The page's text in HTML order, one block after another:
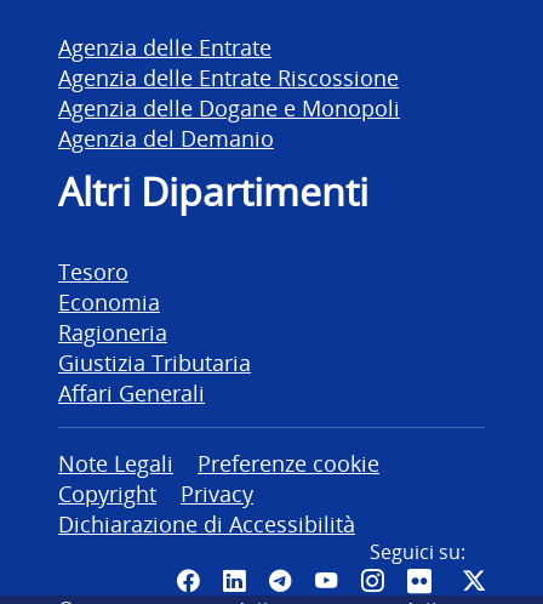
Agenzia delle Entrate
Agenzia delle Entrate Riscossione
Agenzia delle Dogane e Monopoli
Agenzia del Demanio
Altri Dipartimenti
Tesoro
Economia
Ragioneria
Giustizia Tributaria
Affari Generali
Altre informazioni
Note Legali
Preferenze cookie
Copyright
Privacy
Dichiarazione di Accessibilità
Seguici su:
Pagina Facebook del MEF -
Canale LinkedIn del MEF
Canale Telegram del
Canale YouTube del
CanaleCanale